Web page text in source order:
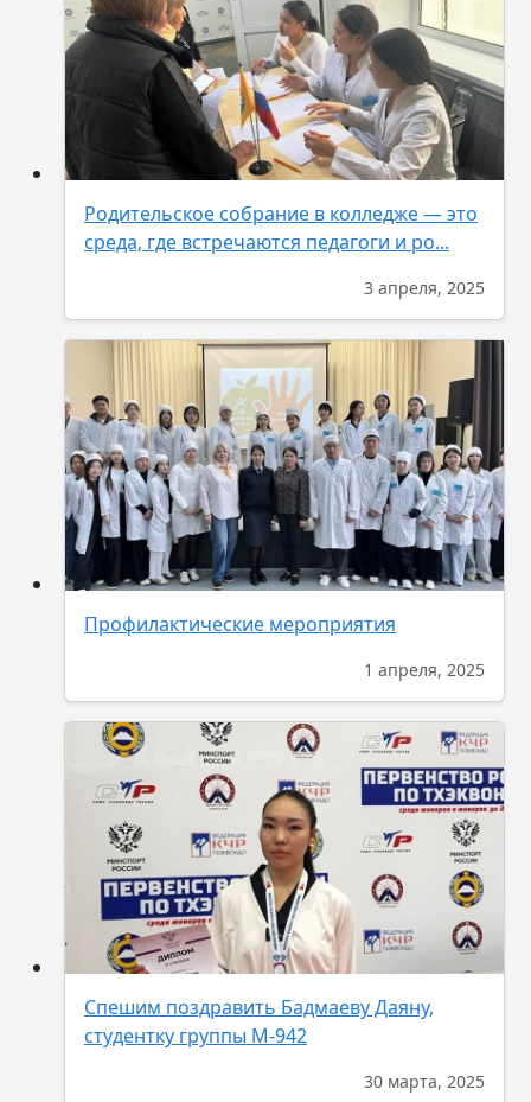
Родительское собрание в колледже — это
среда, где встречаются педагоги и ро...
3 апреля, 2025
Профилактические мероприятия
1 апреля, 2025
Спешим поздравить Бадмаеву Даяну,
студентку группы М-942
30 марта, 2025